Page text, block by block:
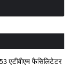
एटीवीएम फैसिलिटेटर